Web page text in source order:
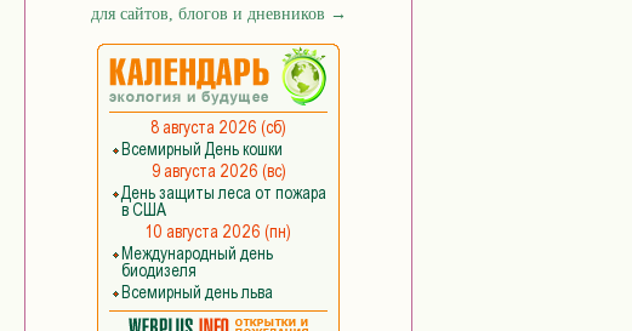
для сайтов, блогов и дневников →